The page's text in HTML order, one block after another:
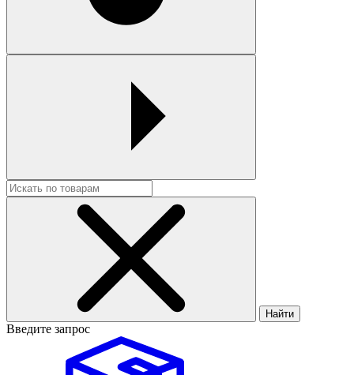
Найти
Введите запрос